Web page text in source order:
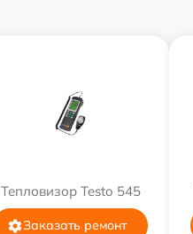
Тепловизор Testo 545
Заказать ремонт